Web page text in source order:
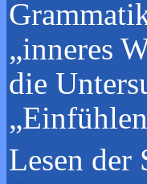
„inneres
die
Lesen der